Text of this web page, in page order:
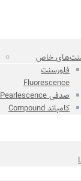
خاص
فلورسنت
Fluorescence
صدفی Pearlescence
کامپاند Compound